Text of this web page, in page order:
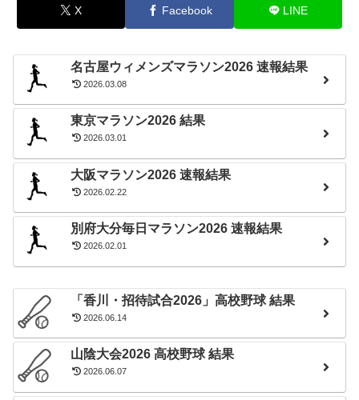
X Facebook LINE
名古屋ウィメンズマラソン2026 速報結果
2026.03.08
東京マラソン2026 結果
2026.03.01
大阪マラソン2026 速報結果
2026.02.22
別府大分毎日マラソン2026 速報結果
2026.02.01
「香川・招待試合2026」高校野球 結果
2026.06.14
山陰大会2026 高校野球 結果
2026.06.07